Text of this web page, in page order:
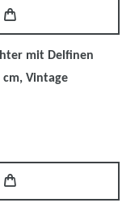
mit Delfinen
cm, Vintage